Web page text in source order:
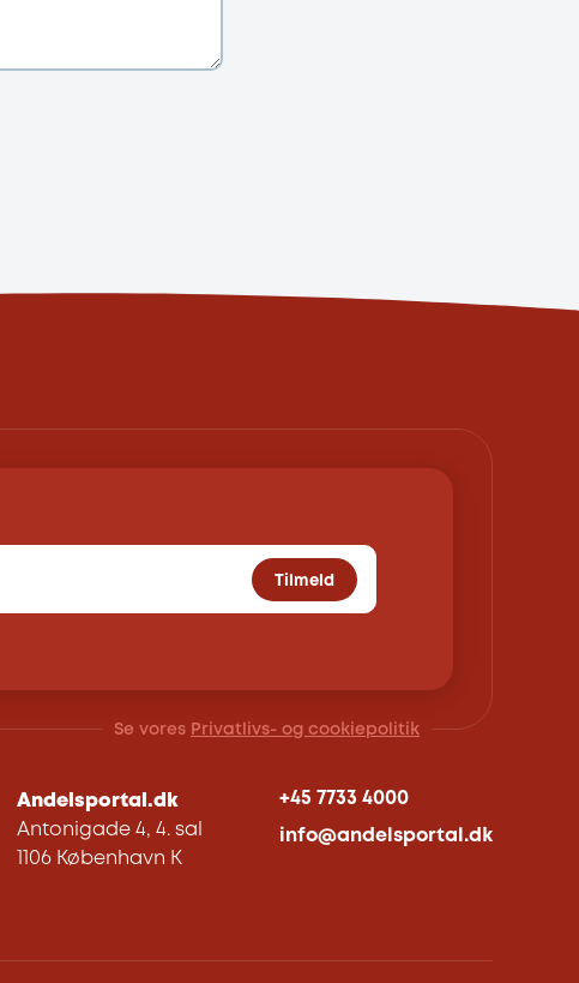
Tilmeld
Se vores Privatlivs- og cookiepolitik
Andelsportal.dk
Antonigade 4, 4. sal
1106 København K
+45 7733 4000
info@andelsportal.dk